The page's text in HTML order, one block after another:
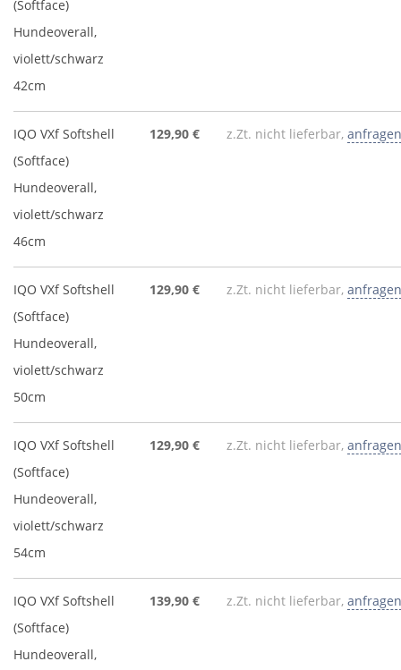
(Softface)
Hundeoverall,
violett/schwarz
42cm
IQO VXf Softshell
(Softface)
Hundeoverall,
violett/schwarz
46cm
129,90 € z.Zt. nicht lieferbar, anfragen
IQO VXf Softshell
(Softface)
Hundeoverall,
violett/schwarz
50cm
129,90 € z.Zt. nicht lieferbar, anfragen
IQO VXf Softshell
(Softface)
Hundeoverall,
violett/schwarz
54cm
129,90 € z.Zt. nicht lieferbar, anfragen
IQO VXf Softshell
(Softface)
Hundeoverall,
139,90 € z.Zt. nicht lieferbar, anfragen